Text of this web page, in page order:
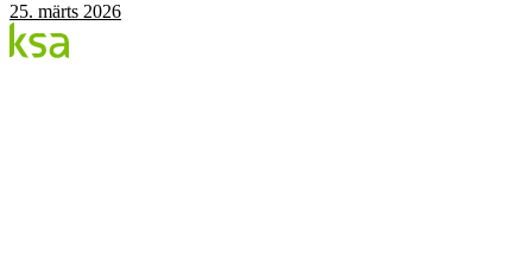
25. märts 2026